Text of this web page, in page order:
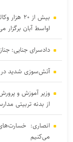
اواسط آبان برگزار
دادسرای جنایی:
آتش‌سوزی شدید در
وزیر آموزش و
از بدنه تربیتی
انصاری:
می‌کنیم